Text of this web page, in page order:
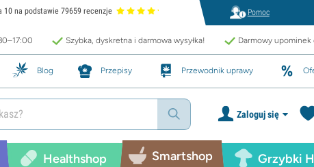
10 na podstawie 79659 recenzje Pomoc
Szybka, dyskretna i darmowa wysyłka! Darmowy
Blog Przepisy Przewodnik uprawy
Zaloguj się
Healthshop Smartshop Grzybki